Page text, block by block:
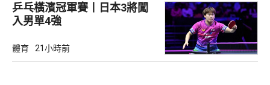
乒乓橫濱冠軍賽丨日本3將闖
入男單4強
體育 21小時前